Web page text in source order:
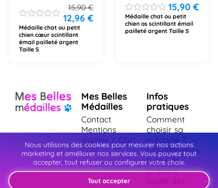
15,90€
12,96 €
Médaille chat ou petit
chien cœur scintillant
émail pailleté argent
Taille S
15,90€
Médaille chat ou petit
chien os scintillant émail
pailleté argent Taille S
Mes Belles
Médailles
Contact
Mentions
légales / CGU
CGV
Infos
pratiques
Comment
choisir sa
médaille ?
Les différents
types de
gravure
Guide des
Nous utilisons des cookies pour mesurer nos actions
marketing et améliorer nos services. Vous pouvez tout
accepter, tout refuser ou configurer votre choix.
Tout accepter